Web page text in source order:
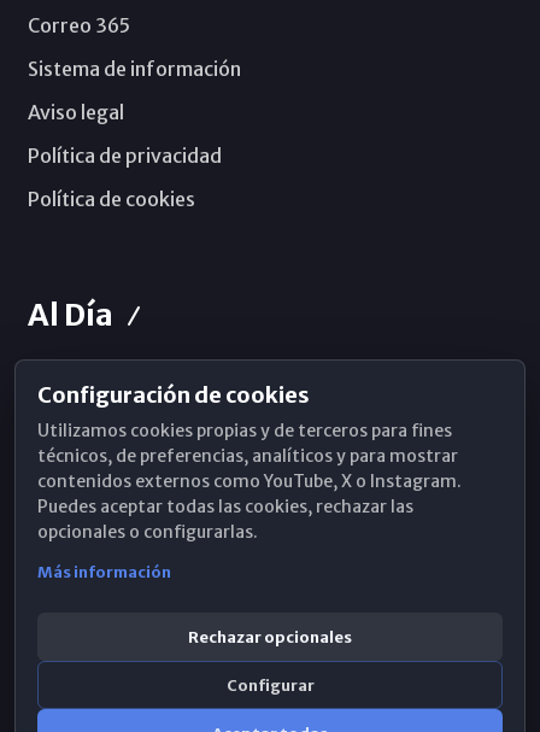
Correo 365
Sistema de información
Aviso legal
Política de privacidad
Política de cookies
Al Día
Horarios de Misa
Hemeroteca
WhatsApp
Configuración de cookies
Utilizamos cookies propias y de terceros para fines
técnicos, de preferencias, analíticos y para mostrar
contenidos externos como YouTube, X o Instagram.
Puedes aceptar todas las cookies, rechazar las
opcionales o configurarlas.
Más información
Rechazar opcionales
Configurar